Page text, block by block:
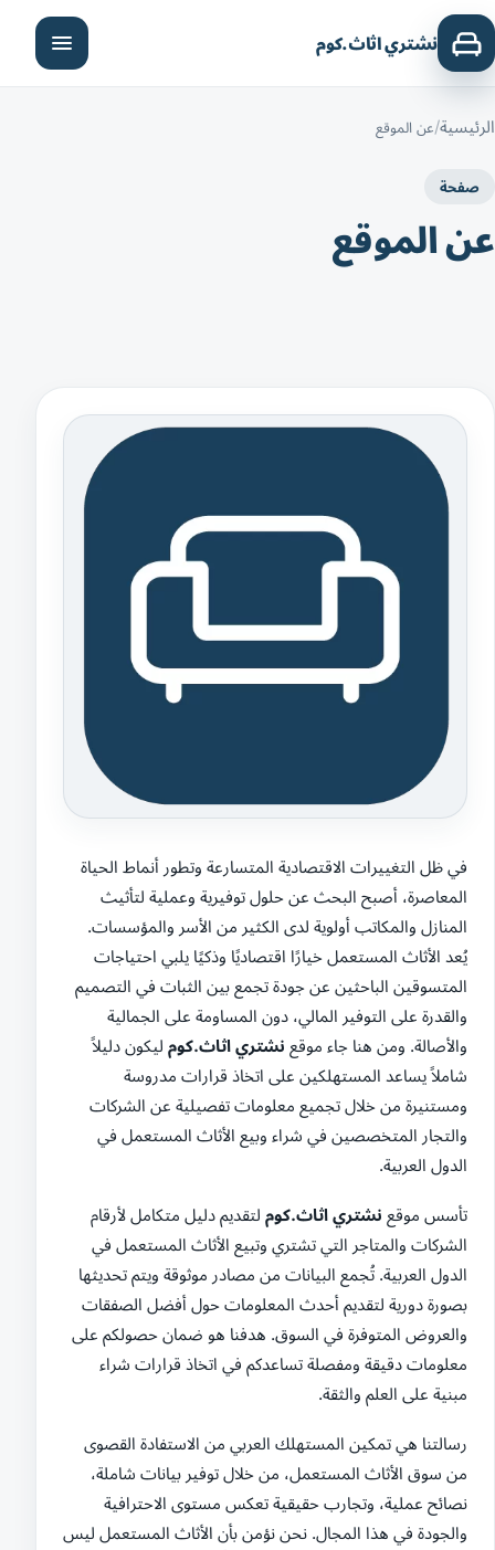
نشتري اثاث.كوم
الرئيسية عن الموقع
صفحة
عن الموقع
في ظل التغييرات الاقتصادية المتسارعة وتطور أنماط الحياة
المعاصرة، أصبح البحث عن حلول توفيرية وعملية لتأثيث
المنازل والمكاتب أولوية لدى الكثير من الأسر والمؤسسات.
يُعد الأثاث المستعمل خيارًا اقتصاديًا وذكيًا يلبي احتياجات
المتسوقين الباحثين عن جودة تجمع بين الثبات في التصميم
والقدرة على التوفير المالي، دون المساومة على الجمالية
والأصالة. ومن هنا جاء موقع نشتري اثاث.كوم ليكون دليلاً
شاملاً يساعد المستهلكين على اتخاذ قرارات مدروسة
ومستنيرة من خلال تجميع معلومات تفصيلية عن الشركات
والتجار المتخصصين في شراء وبيع الأثاث المستعمل في
الدول العربية.
تأسس موقع نشتري اثاث.كوم لتقديم دليل متكامل لأرقام
الشركات والمتاجر التي تشتري وتبيع الأثاث المستعمل في
الدول العربية. تُجمع البيانات من مصادر موثوقة ويتم تحديثها
بصورة دورية لتقديم أحدث المعلومات حول أفضل الصفقات
والعروض المتوفرة في السوق. هدفنا هو ضمان حصولكم على
معلومات دقيقة ومفصلة تساعدكم في اتخاذ قرارات شراء
مبنية على العلم والثقة.
رسالتنا هي تمكين المستهلك العربي من الاستفادة القصوى
من سوق الأثاث المستعمل، من خلال توفير بيانات شاملة،
نصائح عملية، وتجارب حقيقية تعكس مستوى الاحترافية
والجودة في هذا المجال. نحن نؤمن بأن الأثاث المستعمل ليس